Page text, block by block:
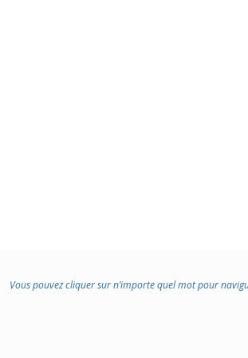
Vous pouvez cliquer sur n’importe quel mot pour